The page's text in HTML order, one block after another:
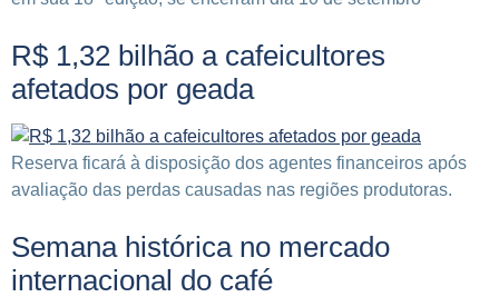
R$ 1,32 bilhão a cafeicultores
afetados por geada
Reserva ficará à disposição dos agentes financeiros após
avaliação das perdas causadas nas regiões produtoras.
Semana histórica no mercado
internacional do café